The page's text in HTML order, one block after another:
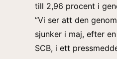
till 2,96 procent i
”Vi ser att den
sjunker i maj, efter
SCB, i ett